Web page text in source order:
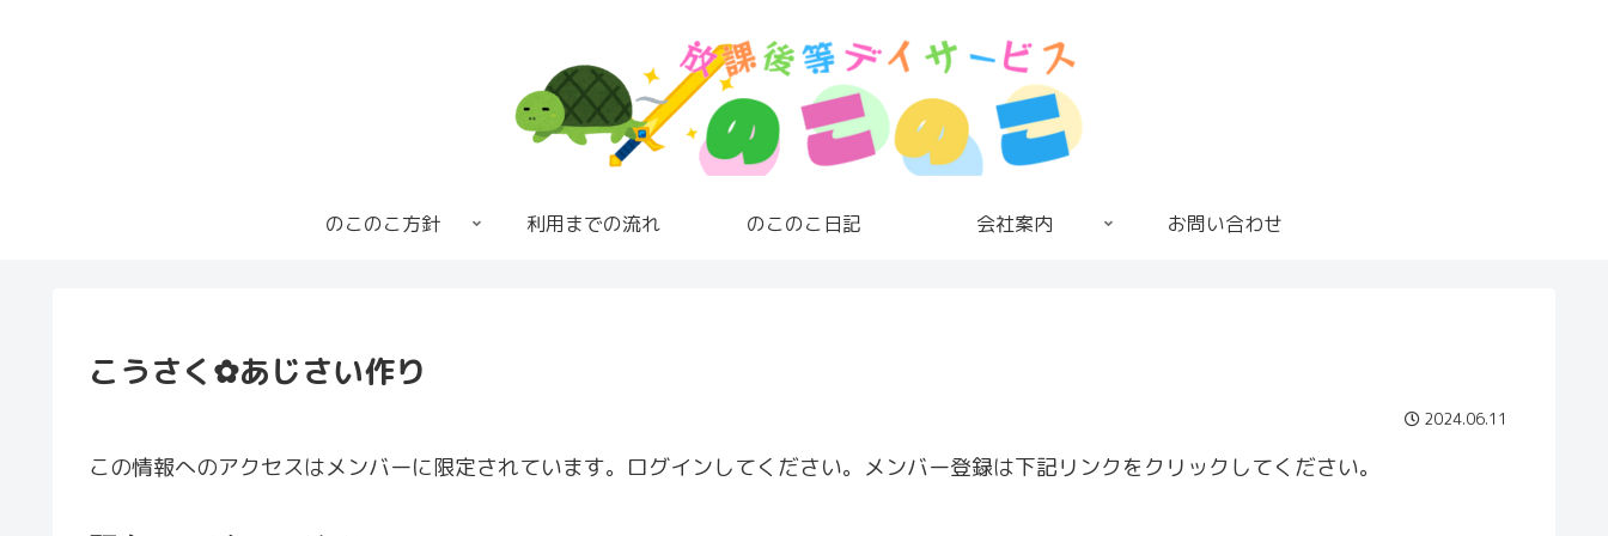
のこのこ方針 利用までの流れ のこのこ日記 会社案内 お問い合わせ
こうさく✿あじさい作り
2024.06.11
この情報へのアクセスはメンバーに限定されています。ログインしてください。メンバー登録は下記リンクをクリックしてください。